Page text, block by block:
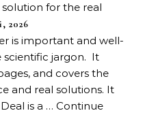
solution for the real
2026
is important and well-
jargon. It
and covers the
and real solutions. It
is a … Continue